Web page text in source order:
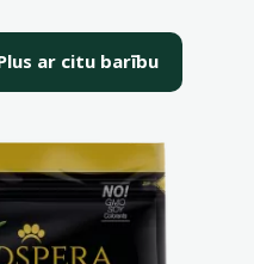
ar citu barību